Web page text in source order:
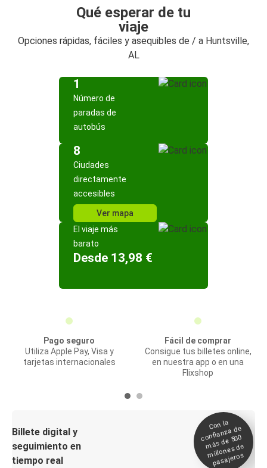
Qué esperar de tu
viaje
Opciones rápidas, fáciles y asequibles de / a Huntsville,
AL
1
Número de
paradas de
autobús
8
Ciudades
directamente
accesibles
Ver mapa
El viaje más
barato
Desde 13,98 €
Pago seguro
Utiliza Apple Pay, Visa y
tarjetas internacionales
Fácil de comprar
Consigue tus billetes online,
en nuestra app o en una
Flixshop
Billete digital y
seguimiento en
tiempo real
Con la
confianza de
más de 500
millones de
pasajeros